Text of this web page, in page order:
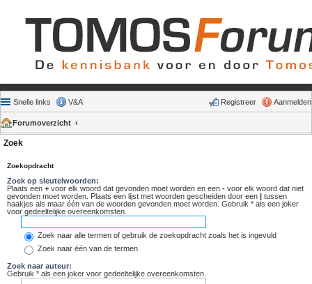
Snelle links V&A Aanmelden
Registreer
Forumoverzicht
Zoek
Zoekopdracht
Zoek op sleutelwoorden:
Plaats een + voor elk woord dat gevonden moet worden en een - voor elk woord dat niet
gevonden moet worden. Plaats een lijst met woorden gescheiden door een | tussen
haakjes als maar één van de woorden gevonden moet worden. Gebruik * als een joker
voor gedeeltelijke overeenkomsten.
Zoek naar alle termen of gebruik de zoekopdracht zoals het is ingevuld
Zoek naar één van de termen
Zoek naar auteur:
Gebruik * als een joker voor gedeeltelijke overeenkomsten.